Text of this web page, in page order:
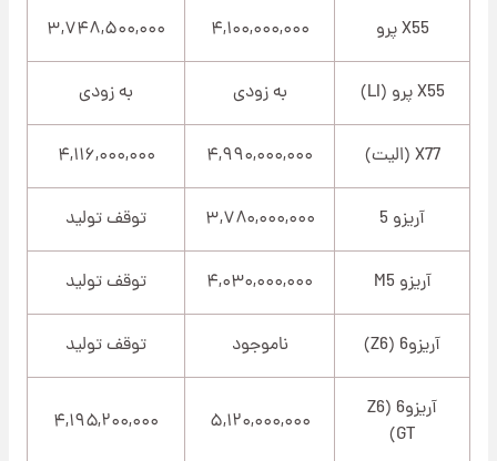
X55 پرو ۴,۱۰۰,۰۰۰,۰۰۰ ۳,۷۴۸,۵۰۰,۰۰۰
X55 پرو (LI) به زودی به زودی
X77 (الیت) ۴,۹۹۰,۰۰۰,۰۰۰ ۴,۱۱۶,۰۰۰,۰۰۰
آریزو 5 ۳,۷۸۰,۰۰۰,۰۰۰ توقف تولید
آریزو M5 ۴,۰۳۰,۰۰۰,۰۰۰ توقف تولید
آریزو6 (Z6) ناموجود توقف تولید
آریزو6 (Z6
GT)
۵,۱۲۰,۰۰۰,۰۰۰ ۴,۱۹۵,۲۰۰,۰۰۰